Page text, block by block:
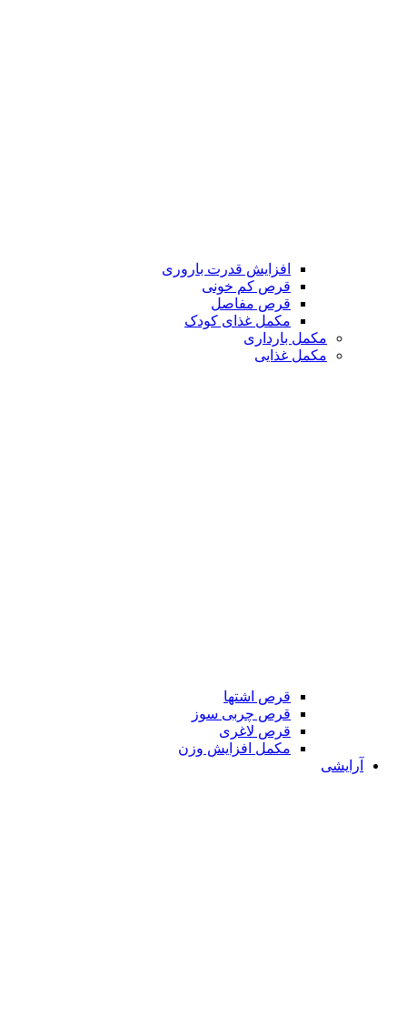
افزایش قدرت باروری
قرص کم خونی
قرص مفاصل
مکمل غذای کودک
مکمل بارداری
مکمل غذایی
قرص اشتها
قرص چربی سوز
قرص لاغری
مکمل افزایش وزن
آرایشی